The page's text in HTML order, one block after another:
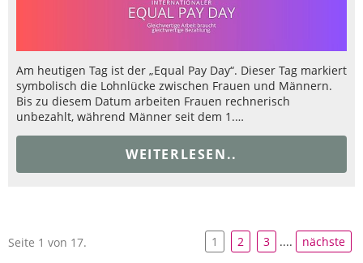
Am heutigen Tag ist der „Equal Pay Day“. Dieser Tag markiert
symbolisch die Lohnlücke zwischen Frauen und Männern.
Bis zu diesem Datum arbeiten Frauen rechnerisch
unbezahlt, während Männer seit dem 1.…
WEITERLESEN..
Seite 1 von 17. 1 2 3 .... nächste